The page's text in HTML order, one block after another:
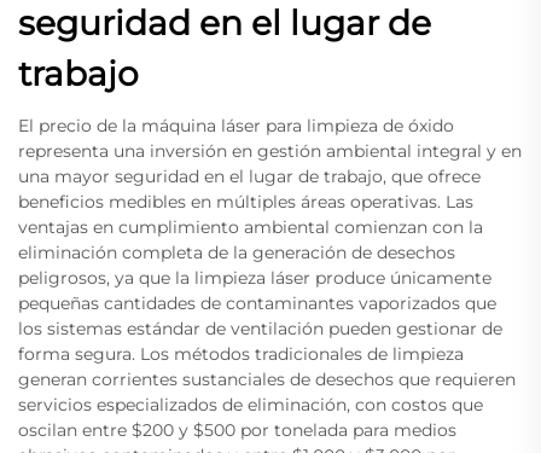
seguridad en el lugar de
trabajo
El precio de la máquina láser para limpieza de óxido
representa una inversión en gestión ambiental integral y en
una mayor seguridad en el lugar de trabajo, que ofrece
beneficios medibles en múltiples áreas operativas. Las
ventajas en cumplimiento ambiental comienzan con la
eliminación completa de la generación de desechos
peligrosos, ya que la limpieza láser produce únicamente
pequeñas cantidades de contaminantes vaporizados que
los sistemas estándar de ventilación pueden gestionar de
forma segura. Los métodos tradicionales de limpieza
generan corrientes sustanciales de desechos que requieren
servicios especializados de eliminación, con costos que
oscilan entre $200 y $500 por tonelada para medios